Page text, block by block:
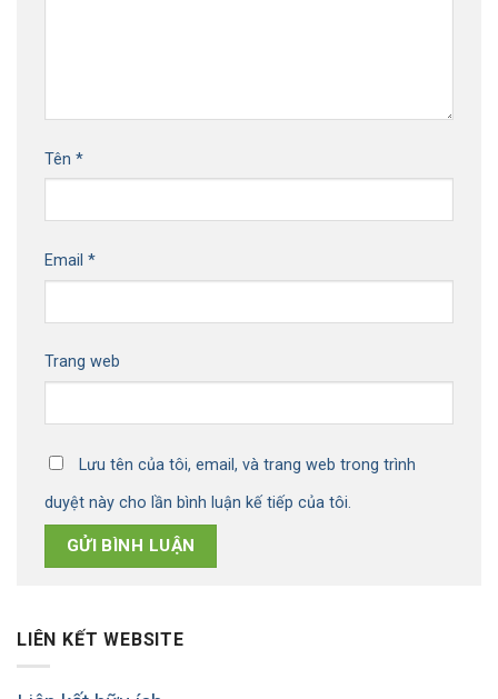
Tên *
Email *
Trang web
Lưu tên của tôi, email, và trang web trong trình
duyệt này cho lần bình luận kế tiếp của tôi.
LIÊN KẾT WEBSITE